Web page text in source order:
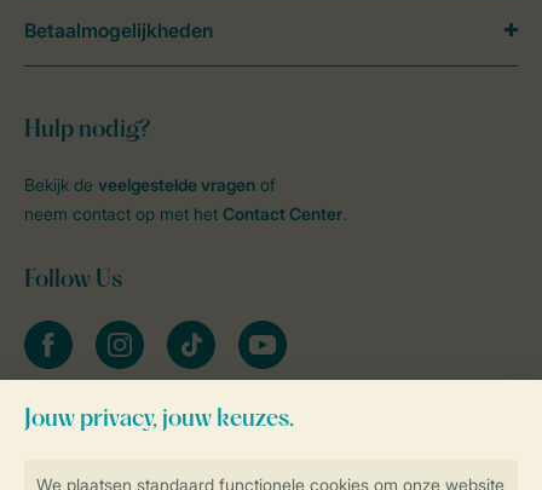
Hulp nodig?
Bekijk de veelgestelde vragen of
neem contact op met het Contact Center.
Follow Us
facebookinstagramtiktok youtube
Blijf op de hoogte
Betaalmogelijkheden